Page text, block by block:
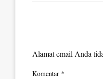
Alamat email Anda
Komentar *